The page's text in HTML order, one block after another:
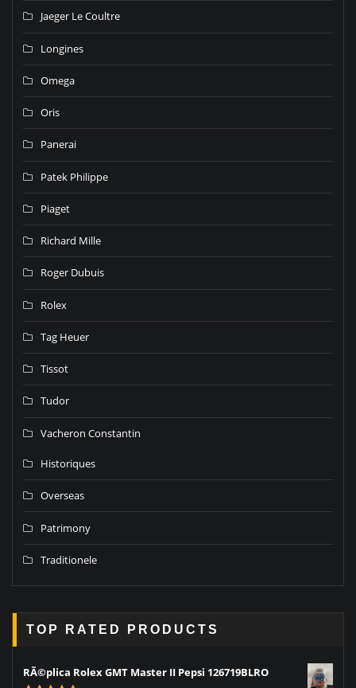
Jaeger Le Coultre
Longines
Omega
Oris
Panerai
Patek Philippe
Piaget
Richard Mille
Roger Dubuis
Rolex
Tag Heuer
Tissot
Tudor
Vacheron Constantin
Historiques
Overseas
Patrimony
Traditionele
TOP RATED PRODUCTS
RÃ©plica Rolex GMT Master II Pepsi 126719BLRO